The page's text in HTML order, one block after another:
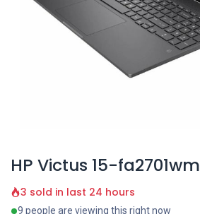
HP Victus 15-fa2701wm
3 sold in last 24 hours
9 people are viewing this right now